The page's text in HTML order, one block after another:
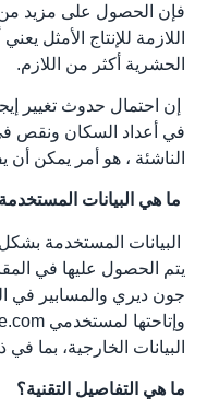
فإن الحصول على مزيد من
اللازمة للإنتاج الأمثل
الحشرية أكثر من اللازم.
إن احتمال حدوث تغيير
في أعداد السكان ونقص
الناشئة ، هو أمر يمكن أن
ما هي البيانات
البيانات المستخدمة
يتم الحصول عليها في
جون ديري والمسابير في
البيانات الخارجية، بما
ما هي التفاصيل التقنية؟